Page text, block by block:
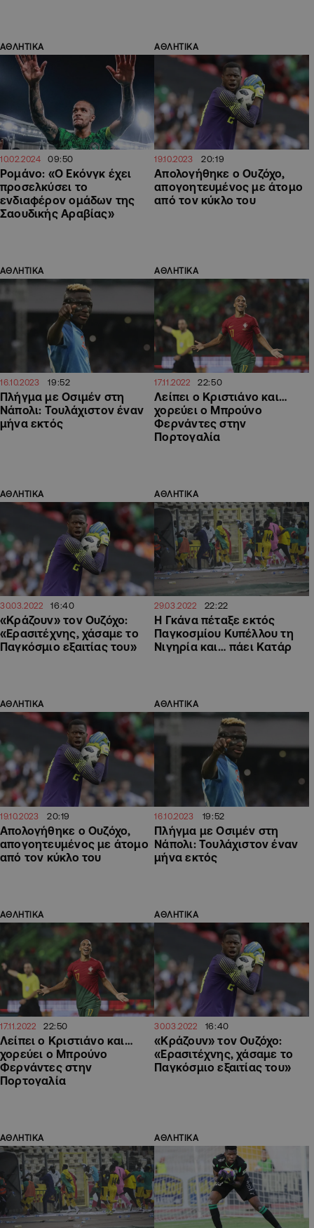
ΑΘΛΗΤΙΚΑ
10.02.2024 09:50
Ρομάνο: «Ο Εκόνγκ έχει
προσελκύσει το
ενδιαφέρον ομάδων της
Σαουδικής Αραβίας»
ΑΘΛΗΤΙΚΑ
19.10.2023 20:19
Απολογήθηκε ο Ουζόχο,
απογοητευμένος με άτομο
από τον κύκλο του
ΑΘΛΗΤΙΚΑ
16.10.2023 19:52
Πλήγμα με Οσιμέν στη
Νάπολι: Τουλάχιστον έναν
μήνα εκτός
ΑΘΛΗΤΙΚΑ
17.11.2022 22:50
Λείπει ο Κριστιάνο και…
χορεύει ο Μπρούνο
Φερνάντες στην
Πορτογαλία
ΑΘΛΗΤΙΚΑ
30.03.2022 16:40
«Κράζουν» τον Ουζόχο:
«Ερασιτέχνης, χάσαμε το
Παγκόσμιο εξαιτίας του»
ΑΘΛΗΤΙΚΑ
29.03.2022 22:22
Η Γκάνα πέταξε εκτός
Παγκοσμίου Κυπέλλου τη
Νιγηρία και… πάει Κατάρ
ΑΘΛΗΤΙΚΑ
19.10.2023 20:19
Απολογήθηκε ο Ουζόχο,
απογοητευμένος με άτομο
από τον κύκλο του
ΑΘΛΗΤΙΚΑ
16.10.2023 19:52
Πλήγμα με Οσιμέν στη
Νάπολι: Τουλάχιστον έναν
μήνα εκτός
ΑΘΛΗΤΙΚΑ
17.11.2022 22:50
Λείπει ο Κριστιάνο και…
χορεύει ο Μπρούνο
Φερνάντες στην
Πορτογαλία
ΑΘΛΗΤΙΚΑ
30.03.2022 16:40
«Κράζουν» τον Ουζόχο:
«Ερασιτέχνης, χάσαμε το
Παγκόσμιο εξαιτίας του»
ΑΘΛΗΤΙΚΑ ΑΘΛΗΤΙΚΑ